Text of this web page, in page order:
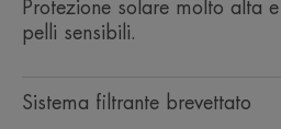
Protezione solare molto alta
pelli sensibili.
Sistema filtrante brevettato